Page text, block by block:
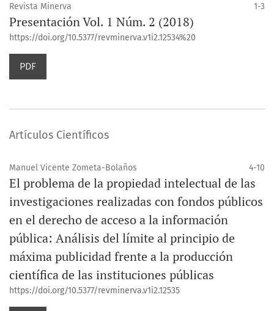
Revista Minerva 1-3
Presentación Vol. 1 Núm. 2 (2018)
https://doi.org/10.5377/revminerva.v1i2.12534%20
PDF
Artículos Científicos
Manuel Vicente Zometa-Bolaños 4-10
El problema de la propiedad intelectual de las
investigaciones realizadas con fondos públicos
en el derecho de acceso a la información
pública: Análisis del límite al principio de
máxima publicidad frente a la producción
científica de las instituciones públicas
https://doi.org/10.5377/revminerva.v1i2.12535